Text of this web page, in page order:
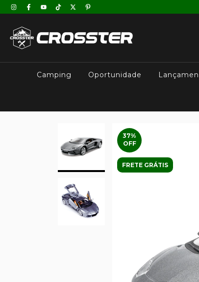
Camping Oportunidade
37%
OFF
FRETE GRÁTIS